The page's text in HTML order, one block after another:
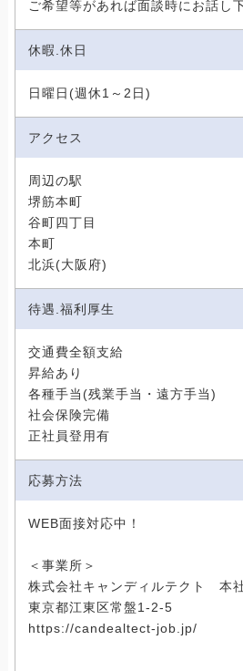
ご希望等があれば面談時にお話し
休暇.休日
日曜日(週休1～2日)
アクセス
周辺の駅
堺筋本町
谷町四丁目
本町
北浜(大阪府)
待遇.福利厚生
交通費全額支給
昇給あり
各種手当(残業手当・遠方手当)
社会保険完備
正社員登用有
応募方法
WEB面接対応中！
＜事業所＞
株式会社キャンディルテクト 本
東京都江東区常盤1-2-5
https://candealtect-job.jp/